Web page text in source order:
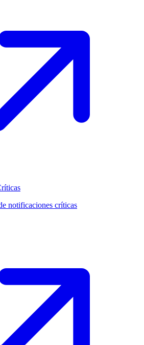
notificaciones críticas